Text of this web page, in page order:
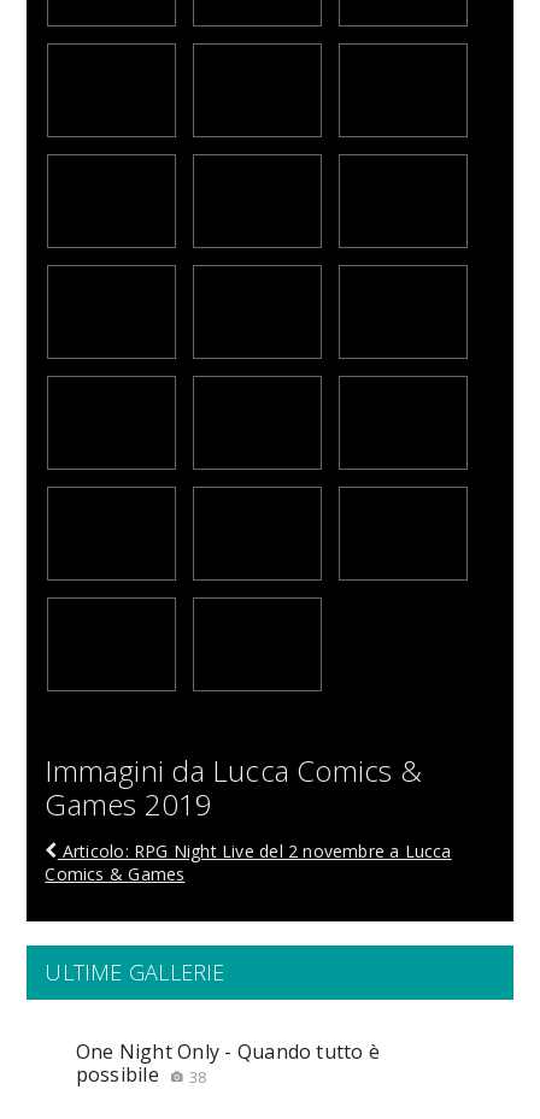
Immagini da Lucca Comics &
Games 2019
Articolo: RPG Night Live del 2 novembre a Lucca
Comics & Games
ULTIME GALLERIE
One Night Only - Quando tutto è
possibile
38